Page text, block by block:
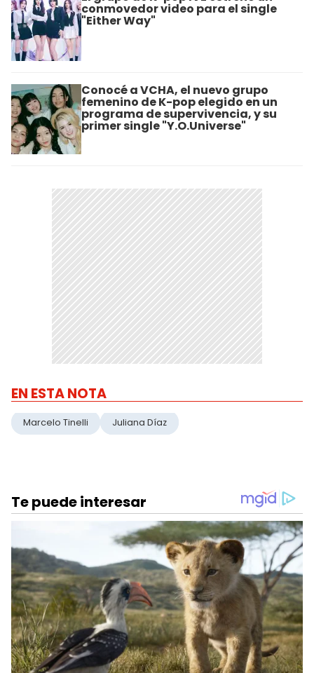
conmovedor video para el single
"Either Way"
Conocé a VCHA, el nuevo grupo
femenino de K-pop elegido en un
programa de supervivencia, y su
primer single "Y.O.Universe"
EN ESTA NOTA
Marcelo Tinelli Juliana Díaz